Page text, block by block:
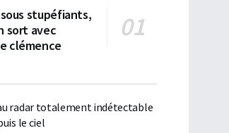
stupéfiants,
sort avec
clémence
radar totalement indétectable
le ciel